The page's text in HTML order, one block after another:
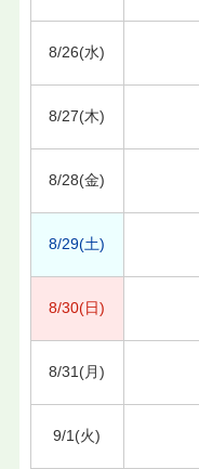
8/26(水)
8/27(木)
8/28(金)
8/29(土)
8/30(日)
8/31(月)
9/1(火)